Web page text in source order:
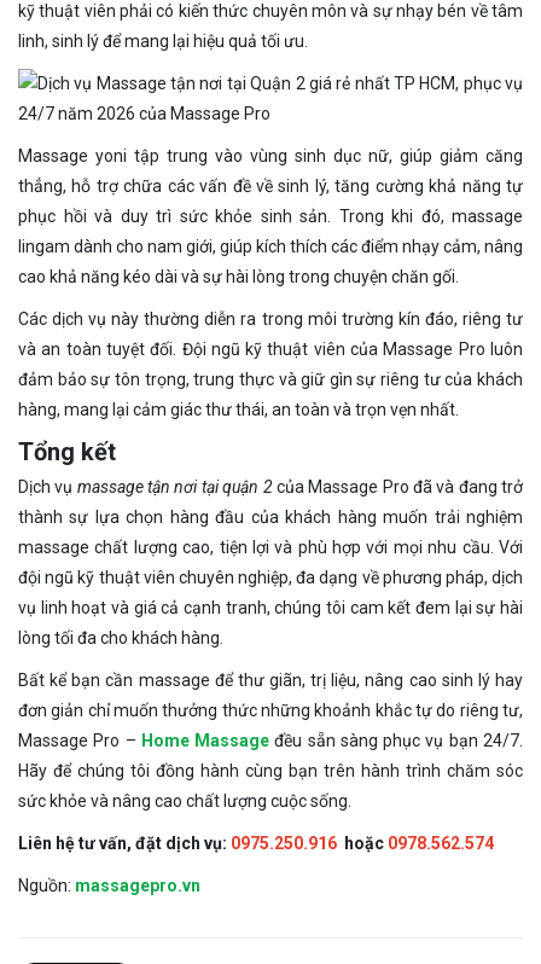
kỹ thuật viên phải có kiến thức chuyên môn và sự nhạy bén về tâm
linh, sinh lý để mang lại hiệu quả tối ưu.
Massage yoni tập trung vào vùng sinh dục nữ, giúp giảm căng
thẳng, hỗ trợ chữa các vấn đề về sinh lý, tăng cường khả năng tự
phục hồi và duy trì sức khỏe sinh sản. Trong khi đó, massage
lingam dành cho nam giới, giúp kích thích các điểm nhạy cảm, nâng
cao khả năng kéo dài và sự hài lòng trong chuyện chăn gối.
Các dịch vụ này thường diễn ra trong môi trường kín đáo, riêng tư
và an toàn tuyệt đối. Đội ngũ kỹ thuật viên của Massage Pro luôn
đảm bảo sự tôn trọng, trung thực và giữ gìn sự riêng tư của khách
hàng, mang lại cảm giác thư thái, an toàn và trọn vẹn nhất.
Tổng kết
Dịch vụ massage tận nơi tại quận 2của Massage Pro đã và đang trở
thành sự lựa chọn hàng đầu của khách hàng muốn trải nghiệm
massage chất lượng cao, tiện lợi và phù hợp với mọi nhu cầu. Với
đội ngũ kỹ thuật viên chuyên nghiệp, đa dạng về phương pháp, dịch
vụ linh hoạt và giá cả cạnh tranh, chúng tôi cam kết đem lại sự hài
lòng tối đa cho khách hàng.
Bất kể bạn cần massage để thư giãn, trị liệu, nâng cao sinh lý hay
đơn giản chỉ muốn thưởng thức những khoảnh khắc tự do riêng tư,
Massage Pro – Home Massage đều sẵn sàng phục vụ bạn 24/7.
Hãy để chúng tôi đồng hành cùng bạn trên hành trình chăm sóc
sức khỏe và nâng cao chất lượng cuộc sống.
Liên hệ tư vấn, đặt dịch vụ: 0975.250.916 hoặc 0978.562.574
Nguồn: massagepro.vn